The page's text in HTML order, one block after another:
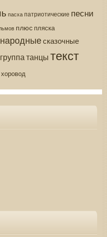
пасха патриотические песни
плюс пляска
сказочные
танцытекст
хоровод